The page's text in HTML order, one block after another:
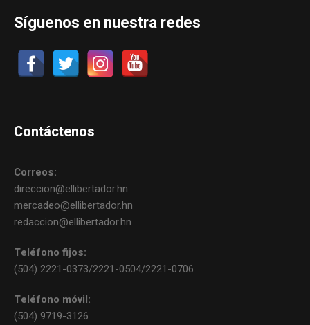
Síguenos en nuestra redes
Contáctenos
Correos:
direccion@ellibertador.hn
mercadeo@ellibertador.hn
redaccion@ellibertador.hn
Teléfono fijos:
(504) 2221-0373/2221-0504/2221-0706
Teléfono móvil:
(504) 9719-3126